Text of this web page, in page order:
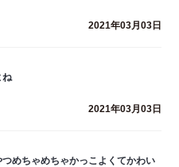
2021年03月03日
ね
2021年03月03日
めちゃめちゃかっこよくてかわい